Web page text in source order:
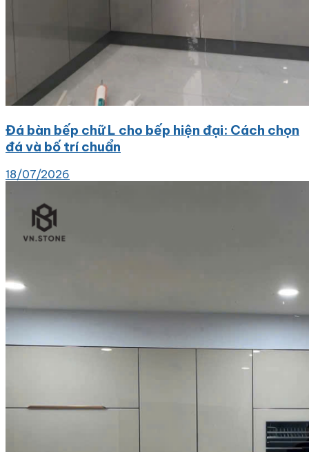
Đá bàn bếp chữ L cho bếp hiện đại: Cách chọn
đá và bố trí chuẩn
18/07/2026